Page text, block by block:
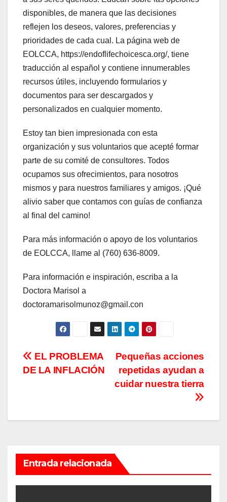
disponibles, de manera que las decisiones
reflejen los deseos, valores, preferencias y
prioridades de cada cual. La página web de
EOLCCA, https://endoflifechoicesca.org/, tiene
traducción al español y contiene innumerables
recursos útiles, incluyendo formularios y
documentos para ser descargados y
personalizados en cualquier momento.
Estoy tan bien impresionada con esta
organización y sus voluntarios que acepté formar
parte de su comité de consultores. Todos
ocupamos sus ofrecimientos, para nosotros
mismos y para nuestros familiares y amigos. ¡Qué
alivio saber que contamos con guías de confianza
al final del camino!
Para más información o apoyo de los voluntarios
de EOLCCA, llame al (760) 636-8009.
Para información e inspiración, escriba a la
Doctora Marisol a
doctoramarisolmunoz@gmail.con
Navegación
Pequeñas acciones
repetidas ayudan a
cuidar nuestra tierra
EL PROBLEMA
DE LA INFLACIÓN
Entrada relacionada